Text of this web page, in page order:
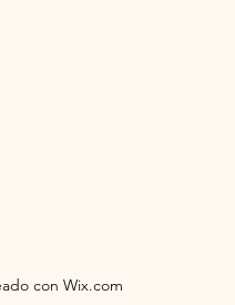
con Wix.com